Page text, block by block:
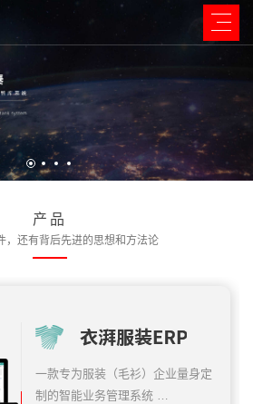
产品
，还有背后先进的思想和方法论
一款专为服装（毛衫）企业量身定
制的智能业务管理系统 …